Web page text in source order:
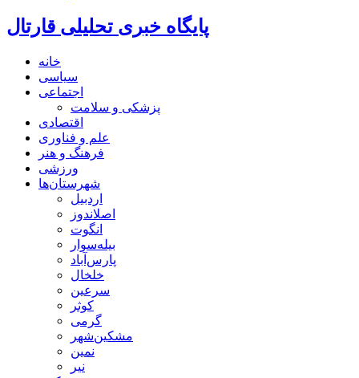
پایگاه خبری تحلیلی قارتال
خانه
سیاسی
اجتماعی
پزشکی و سلامت
اقتصادی
علم و فناوری
فرهنگ و هنر
ورزشی
شهرستان‌ها
اردبیل
اصلاندوز
انگوت
بیله‌سوار
پارس‌آباد
خلخال
سرعین
کوثر
گرمی
مشکین‌شهر
نمین
نیر